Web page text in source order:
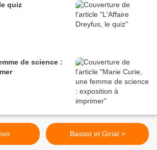
quiz
de science :
Bassot et Giriat >